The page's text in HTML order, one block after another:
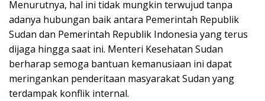
Menurutnya, hal ini tidak mungkin terwujud tanpa
adanya hubungan baik antara Pemerintah Republik
Sudan dan Pemerintah Republik Indonesia yang terus
dijaga hingga saat ini. Menteri Kesehatan Sudan
berharap semoga bantuan kemanusiaan ini dapat
meringankan penderitaan masyarakat Sudan yang
terdampak konflik internal.